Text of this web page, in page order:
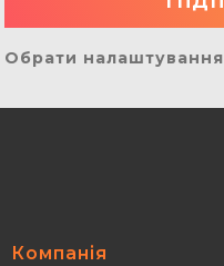
Обрати налаштування
Компанія